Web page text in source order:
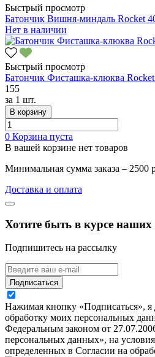
Быстрый просмотр
Батончик Вишня-миндаль Rocket
Нет в наличии
Быстрый просмотр
Батончик Фисташка-клюква
155
за 1 шт.
В корзину
0 Корзина пуста
В вашей корзине нет товаров
Минимальная сумма заказа – 2500
Доставка и оплата
Хотите быть в курсе
Подпишитесь на рассылку
Подписаться
Нажимая кнопку «Подписаться», я
обработку моих персональных
Федеральным законом от
персональных данных», на
определенных в Согласии на